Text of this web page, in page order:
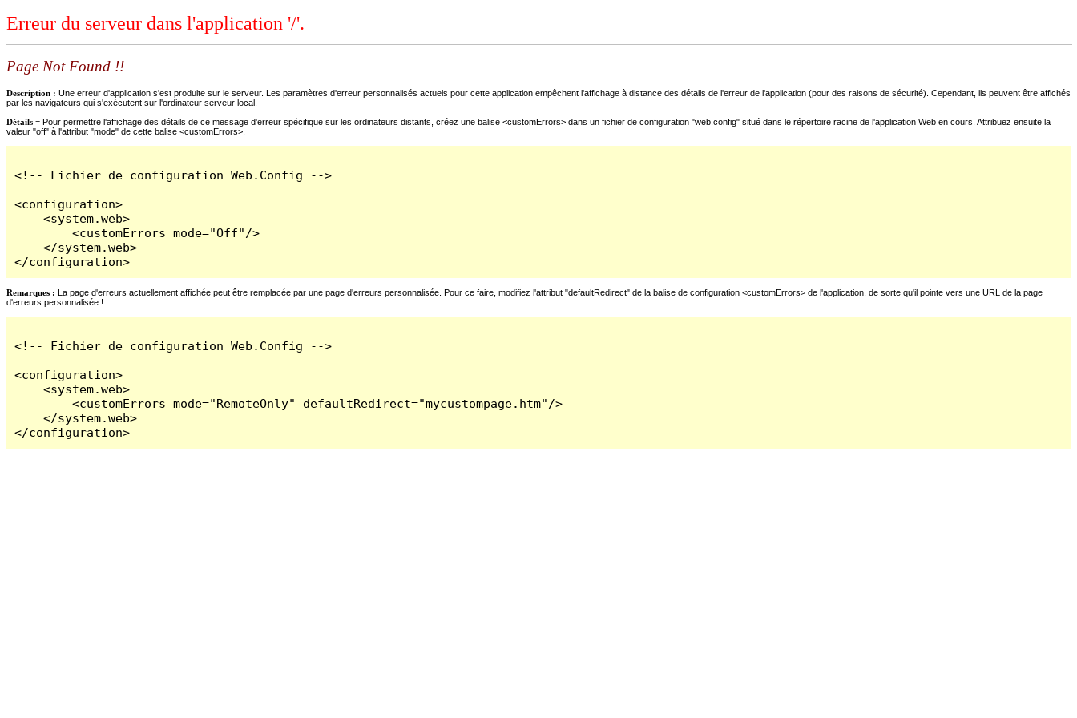
Erreur du serveur dans l'application '/'.
Page Not Found !!
Description : Une erreur d'application s'est produite sur le serveur. Les paramètres d'erreur personnalisés actuels pour cette application empêchent l'affichage à distance des détails de l'erreur de l'application (pour des raisons de sécurité). Cependant, ils peuvent être affichés
par les navigateurs qui s'exécutent sur l'ordinateur serveur local.
Détails = Pour permettre l'affichage des détails de ce message d'erreur spécifique sur les ordinateurs distants, créez une balise <customErrors> dans un fichier de configuration "web.config" situé dans le répertoire racine de l'application Web en cours. Attribuez ensuite la
valeur "off" à l'attribut "mode" de cette balise <customErrors>.
<!-- Fichier de configuration Web.Config -->
<configuration>
    <system.web>
        <customErrors mode="Off"/>
    </system.web>
</configuration>
Remarques : La page d'erreurs actuellement affichée peut être remplacée par une page d'erreurs personnalisée. Pour ce faire, modifiez l'attribut "defaultRedirect" de la balise de configuration <customErrors> de l'application, de sorte qu'il pointe vers une URL de la page
d'erreurs personnalisée !
<!-- Fichier de configuration Web.Config -->
<configuration>
    <system.web>
        <customErrors mode="RemoteOnly" defaultRedirect="mycustompage.htm"/>
    </system.web>
</configuration>